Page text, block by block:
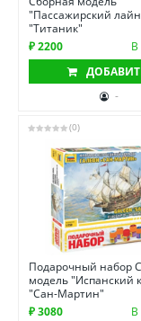
"Пассажирский
"Титаник"
₽ 2200
В
-
(0)
Подарочный набор
модель "Испанский
"Сан-Мартин"
₽ 3080
В